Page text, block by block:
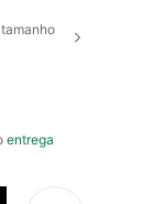
entrega